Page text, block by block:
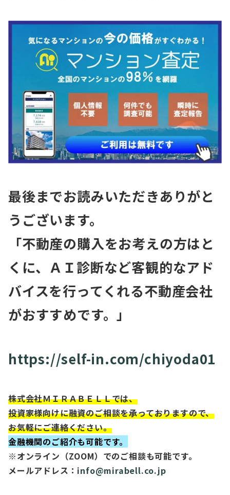
最後までお読みいただきありがと
うございます。
「不動産の購入をお考えの方はと
くに、ＡＩ診断など客観的なアド
バイスを行ってくれる不動産会社
がおすすめです。」
https://self-in.com/chiyoda01
株式会社ＭＩＲＡＢＥＬＬでは、
投資家様向けに融資のご相談を承っておりますので、
お気軽にご連絡ください。
金融機関のご紹介も可能です。
※オンライン（ZOOM）でのご相談も可能です。
メールアドレス： info@mirabell.co.jp